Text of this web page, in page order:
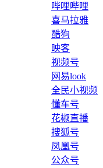
哔哩哔哩
喜马拉雅
酷狗
映客
视频号
网易look
全民小视频
懂车号
花椒直播
搜狐号
凤凰号
公众号